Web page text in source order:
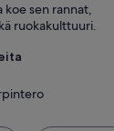
koe sen rannat,
ruokakulttuuri.